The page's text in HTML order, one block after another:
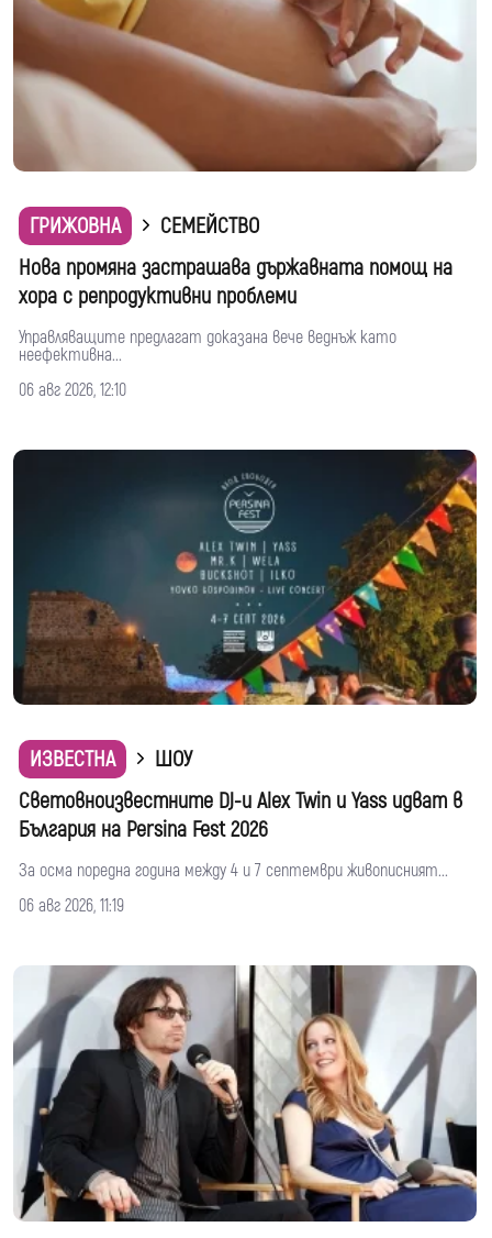
ГРИЖОВНА
СЕМЕЙСТВО
Нова промяна застрашава държавната помощ на
хора с репродуктивни проблеми
Управляващите предлагат доказана вече веднъж като
неефективна...
06 авг 2026, 12:10
ИЗВЕСТНА
ШОУ
Световноизвестните DJ-и Alex Twin и Yass идват в
България на Persina Fest 2026
За осма поредна година между 4 и 7 септември живописният...
06 авг 2026, 11:19